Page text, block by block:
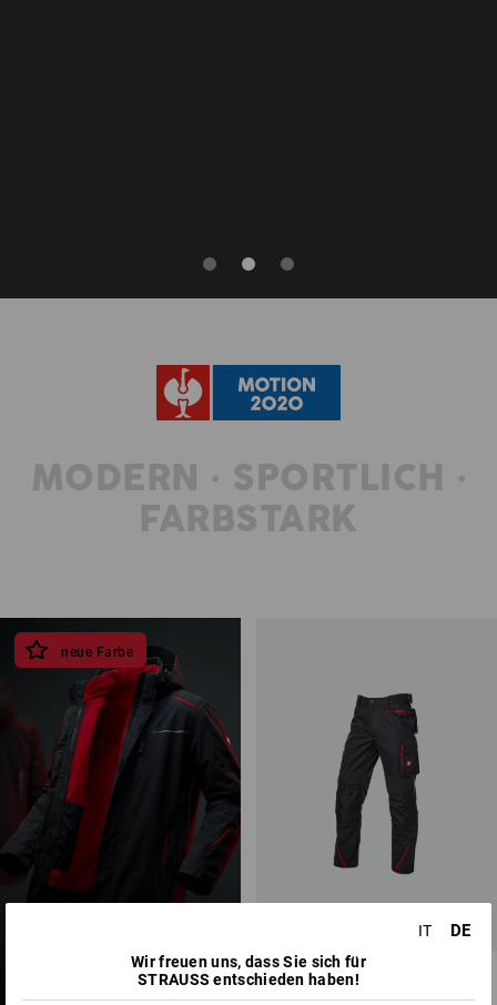
MODERN • SPORTLICH •
FARBSTARK
neue Farbe
Bundhose e.s.motion 2020
IT DE
Wir freuen uns, dass Sie sich für
STRAUSS entschieden haben!